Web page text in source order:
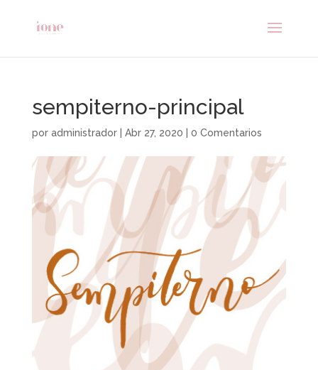
sempiterno-principal
por administrador| Abr 27, 2020 0 Comentarios